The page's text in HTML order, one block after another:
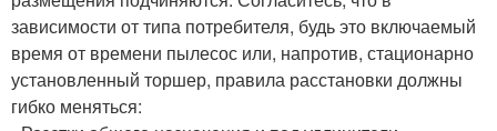
зависимости от типа потребителя, будь это включаемый
время от времени пылесос или, напротив, стационарно
установленный торшер, правила расстановки должны
гибко меняться: